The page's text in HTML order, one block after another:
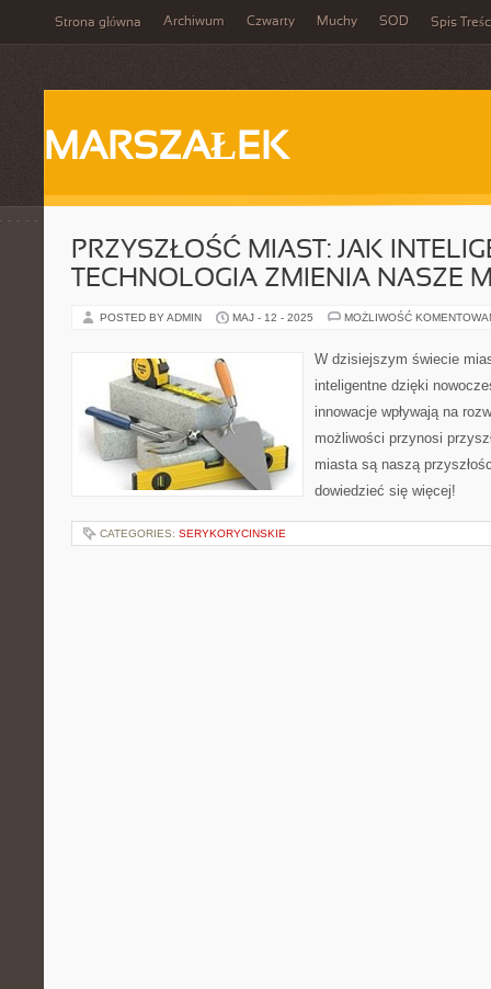
Strona główna Archiwum Czwarty Muchy SOD Spis
MARSZAŁEK
PRZYSZŁOŚĆ MIAST: JAK
TECHNOLOGIA ZMIENIA NASZE
POSTED BY ADMIN MAJ - 12 - 2025 MOŻLIWOŚĆ
W dzisiejszym świecie
inteligentne dzięki
innowacje wpływają na
możliwości przynosi
miasta są naszą
dowiedzieć się więcej!
CATEGORIES: SERYKORYCINSKIE